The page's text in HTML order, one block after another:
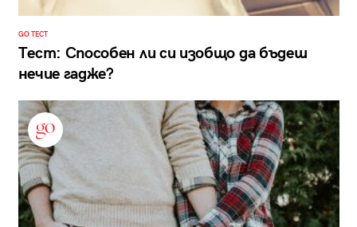
GO ТЕСТ
Тест: Способен ли си изобщо да бъдеш
нечие гадже?